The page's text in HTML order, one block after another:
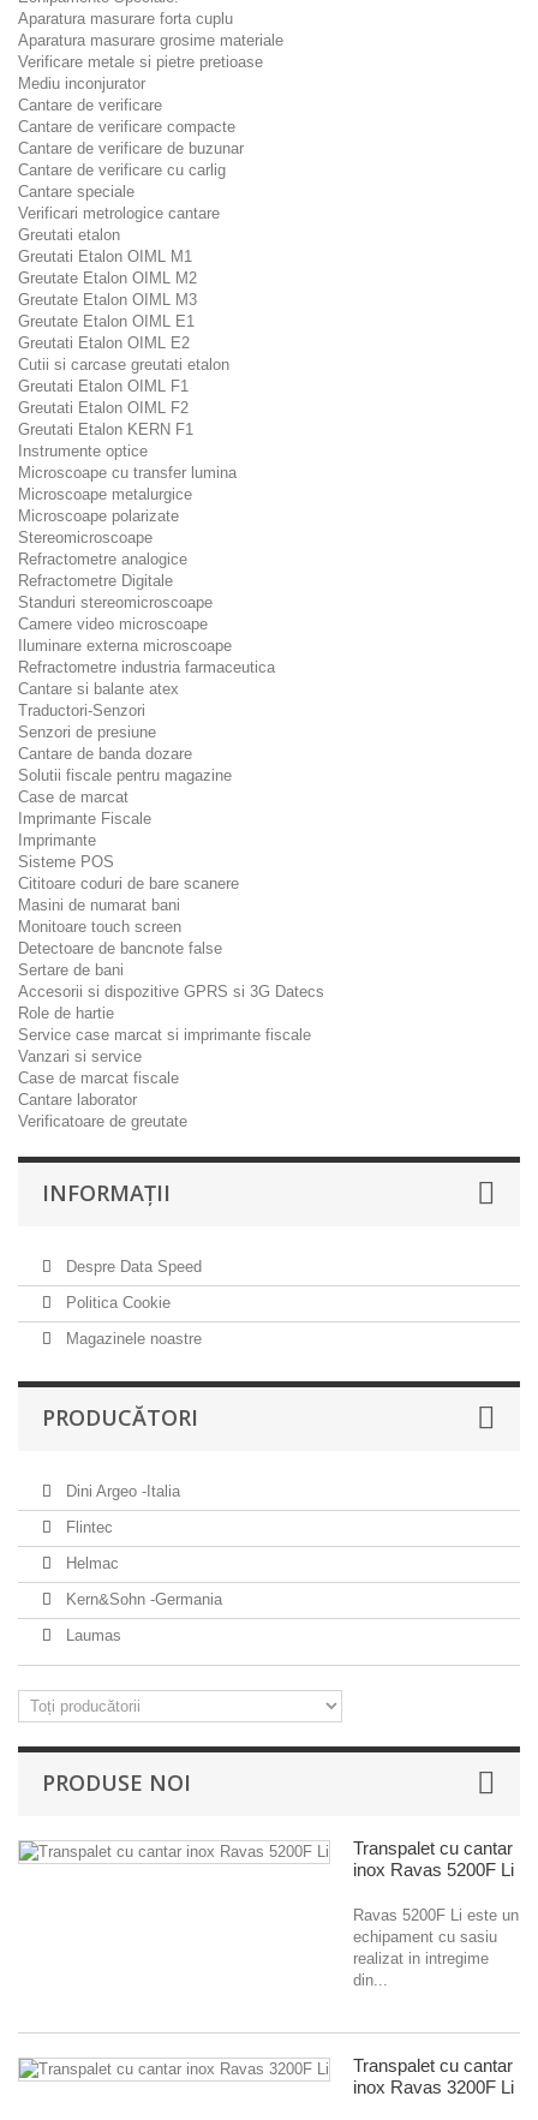
Aparatura masurare forta cuplu
Aparatura masurare grosime materiale
Verificare metale si pietre pretioase
Mediu inconjurator
Cantare de verificare
Cantare de verificare compacte
Cantare de verificare de buzunar
Cantare de verificare cu carlig
Cantare speciale
Verificari metrologice cantare
Greutati etalon
Greutati Etalon OIML M1
Greutate Etalon OIML M2
Greutate Etalon OIML M3
Greutate Etalon OIML E1
Greutati Etalon OIML E2
Cutii si carcase greutati etalon
Greutati Etalon OIML F1
Greutati Etalon OIML F2
Greutati Etalon KERN F1
Instrumente optice
Microscoape cu transfer lumina
Microscoape metalurgice
Microscoape polarizate
Stereomicroscoape
Refractometre analogice
Refractometre Digitale
Standuri stereomicroscoape
Camere video microscoape
Iluminare externa microscoape
Refractometre industria farmaceutica
Cantare si balante atex
Traductori-Senzori
Senzori de presiune
Cantare de banda dozare
Solutii fiscale pentru magazine
Case de marcat
Imprimante Fiscale
Imprimante
Sisteme POS
Cititoare coduri de bare scanere
Masini de numarat bani
Monitoare touch screen
Detectoare de bancnote false
Sertare de bani
Accesorii si dispozitive GPRS si 3G Datecs
Role de hartie
Service case marcat si imprimante fiscale
Vanzari si service
Case de marcat fiscale
Cantare laborator
Verificatoare de greutate
INFORMAŢII
Despre Data Speed
Politica Cookie
Magazinele noastre
PRODUCĂTORI
Dini Argeo -Italia
Flintec
Helmac
Kern&Sohn -Germania
Laumas
PRODUSE NOI
Transpalet cu cantar
inox Ravas 5200F Li
Ravas 5200F Li este un
echipament cu sasiu
realizat in intregime
din...
Transpalet cu cantar
inox Ravas 3200F Li